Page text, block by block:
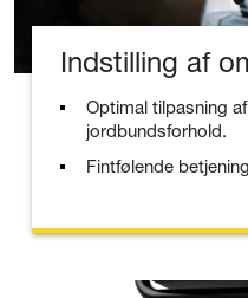
Indstilling af
Optimal tilpasning
jordbundsforhold.
Fintfølende